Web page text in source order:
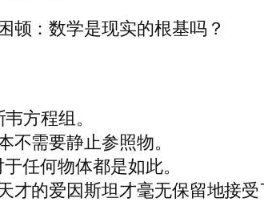
顿：数学是现实的根基吗？
方程组。
需要静止参照物。
任何物体都是如此。
才的爱因斯坦才毫无保留地接